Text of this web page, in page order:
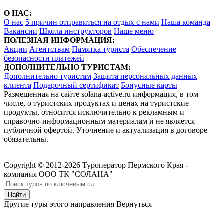
О НАС:
О нас 5 причин отправиться на отдых с нами Наша команда
Вакансии Школа инструкторов Наше меню
ПОЛЕЗНАЯ ИНФОРМАЦИЯ:
Акции Агентствам Памятка туриста Обеспечение
безопасности платежей
ДОПОЛНИТЕЛЬНО ТУРИСТАМ:
Дополнительно туристам Защита персональных данных
клиента Подарочный сертификат Бонусные карты
Размещенная на сайте solana-active.ru информация, в том
числе, о туристских продуктах и ценах на туристские
продукты, относится исключительно к рекламным и
справочно-информационным материалам и не является
публичной офертой. Уточнение и актуализация в договоре
обязательны.
Copyright © 2012-2026 Туроператор Пермского Края -
компания ООО ТК "СОЛАНА"
Другие туры этого направления Вернуться